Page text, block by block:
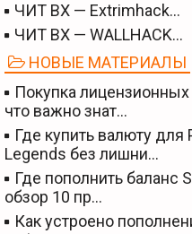
ЧИТ BX — Extrimhack…
ЧИТ BX — WALLHACK…
НОВЫЕ МАТЕРИАЛЫ
Покупка лицензионных
что важно знат…
Где купить валюту для
Legends без лишни…
Где пополнить баланс
обзор 10 пр…
Как устроено